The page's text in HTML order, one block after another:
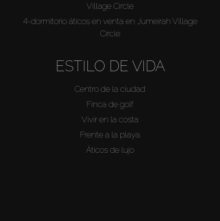
Village Circle
4-dormitorio áticos en venta en Jumeirah Village
Circle
ESTILO DE VIDA
Centro de la ciudad
Finca de golf
Vivir en la costa
Frente a la playa
Áticos de lujo